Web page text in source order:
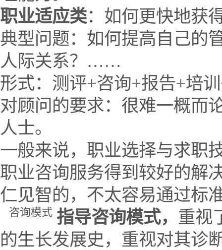
职业适应类：如何更快地获
典型问题：如何提高自己的
人际关系？……
形式：测评+咨询+报告+培
对顾问的要求：很难一概而
人士。
一般来说，职业选择与求职
职业咨询服务得到较好的解
仁见智的，不太容易通过标
咨询模式 指导咨询模式， 重视
的生长发展史，重视对其诊